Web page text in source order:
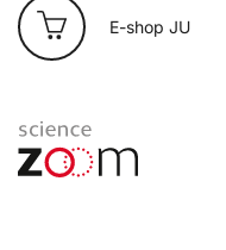
E-shop JU